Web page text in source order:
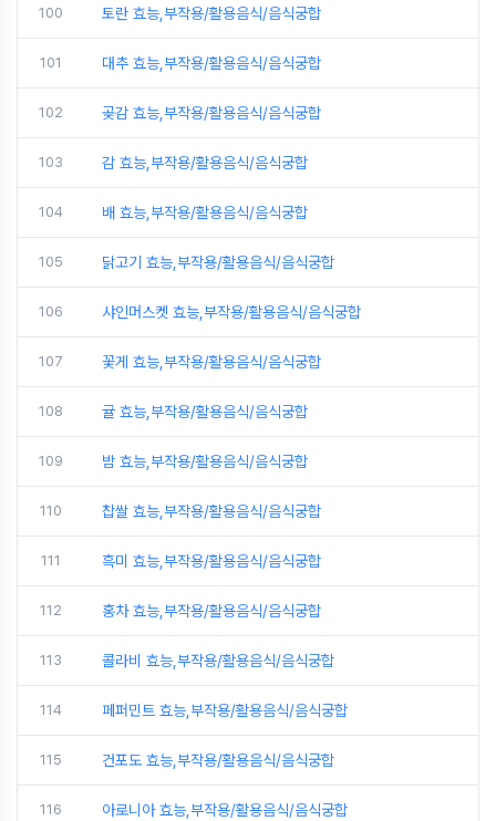
100 토란 효능,부작용/활용음식/음식궁합
101 대추 효능,부작용/활용음식/음식궁합
102 곶감 효능,부작용/활용음식/음식궁합
103 감 효능,부작용/활용음식/음식궁합
104 배 효능,부작용/활용음식/음식궁합
105 닭고기 효능,부작용/활용음식/음식궁합
106 샤인머스켓 효능,부작용/활용음식/음식궁합
107 꽃게 효능,부작용/활용음식/음식궁합
108 귤 효능,부작용/활용음식/음식궁합
109 밤 효능,부작용/활용음식/음식궁합
110 찹쌀 효능,부작용/활용음식/음식궁합
111 흑미 효능,부작용/활용음식/음식궁합
112 홍차 효능,부작용/활용음식/음식궁합
113 콜라비 효능,부작용/활용음식/음식궁합
114 페퍼민트 효능,부작용/활용음식/음식궁합
115 건포도 효능,부작용/활용음식/음식궁합
116 아로니아 효능,부작용/활용음식/음식궁합